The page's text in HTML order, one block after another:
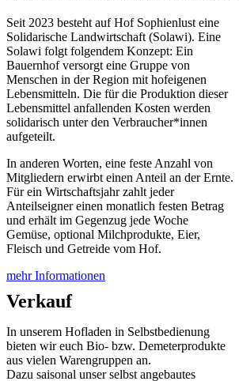
Seit 2023 besteht auf Hof Sophienlust eine
Solidarische Landwirtschaft (Solawi). Eine
Solawi folgt folgendem Konzept: Ein
Bauern­hof versorgt eine Gruppe von
Menschen in der Region mit hof­eigenen
Lebens­mitteln. Die für die Produktion dieser
Lebens­mittel anfallenden Kosten werden
solidarisch unter den Verbraucher*­innen
aufgeteilt.
In anderen Worten, eine feste Anzahl von
Mitgliedern erwirbt einen Anteil an der Ernte.
Für ein Wirtschaftsjahr zahlt jeder
Anteilseigner einen monatlich festen Betrag
und erhält im Gegenzug jede Woche
Gemüse, optional Milchprodukte, Eier,
Fleisch und Getreide vom Hof.
mehr Informationen
Verkauf
In unserem Hofladen in Selbstbedienung
bieten wir euch Bio- bzw. Demeterprodukte
aus vielen Warengruppen an.
Dazu saisonal unser selbst angebautes